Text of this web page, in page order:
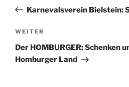
Beitrag
Karnevalsverein Bielstein:
Nächster
Beitrag
WEITER
Der HOMBURGER: Schenken
Homburger Land